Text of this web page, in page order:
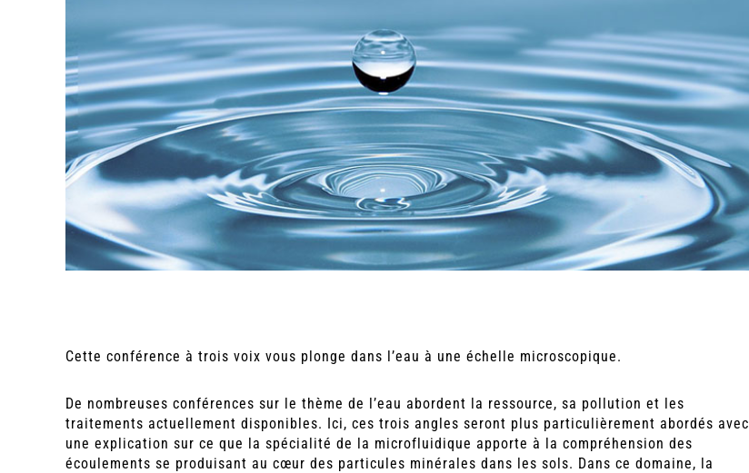
Cette conférence à trois voix vous plonge dans l’eau à une échelle microscopique.
De nombreuses conférences sur le thème de l’eau abordent la ressource, sa pollution et les
traitements actuellement disponibles. Ici, ces trois angles seront plus particulièrement abordés avec
une explication sur ce que la spécialité de la microfluidique apporte à la compréhension des
écoulements se produisant au cœur des particules minérales dans les sols. Dans ce domaine, la